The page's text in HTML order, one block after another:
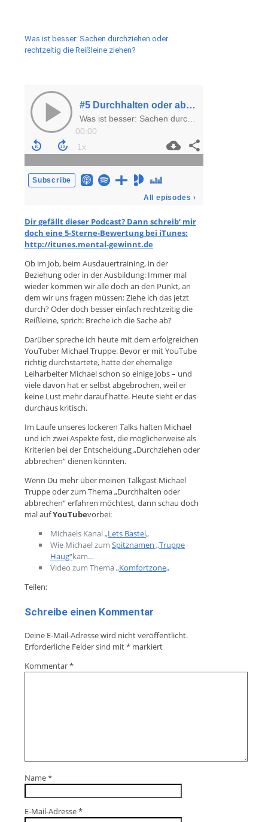
Was ist besser: Sachen durchziehen oder
rechtzeitig die Reißleine ziehen?
Dir gefällt dieser Podcast? Dann schreib‘ mir
doch eine 5-Sterne-Bewertung bei iTunes:
http://itunes.mental-gewinnt.de
Ob im Job, beim Ausdauertraining, in der
Beziehung oder in der Ausbildung: Immer mal
wieder kommen wir alle doch an den Punkt, an
dem wir uns fragen müssen: Ziehe ich das jetzt
durch? Oder doch besser einfach rechtzeitig die
Reißleine, sprich: Breche ich die Sache ab?
Darüber spreche ich heute mit dem erfolgreichen
YouTuber Michael Truppe. Bevor er mit YouTube
richtig durchstartete, hatte der ehemalige
Leiharbeiter Michael schon so einige Jobs – und
viele davon hat er selbst abgebrochen, weil er
keine Lust mehr darauf hatte. Heute sieht er das
durchaus kritisch.
Im Laufe unseres lockeren Talks halten Michael
und ich zwei Aspekte fest, die möglicherweise als
Kriterien bei der Entscheidung „Durchziehen oder
abbrechen“ dienen könnten.
Wenn Du mehr über meinen Talkgast Michael
Truppe oder zum Thema „Durchhalten oder
abbrechen“ erfahren möchtest, dann schau doch
mal aufYouTubevorbei:
Michaels Kanal „Lets Bastel„
Wie Michael zum Spitznamen „Truppe
Haug“kam…
Video zum Thema „Komfortzone„
Teilen:
Schreibe einen Kommentar
Deine E-Mail-Adresse wird nicht veröffentlicht.
Erforderliche Felder sind mit* markiert
Kommentar*
Name*
E-Mail-Adresse*